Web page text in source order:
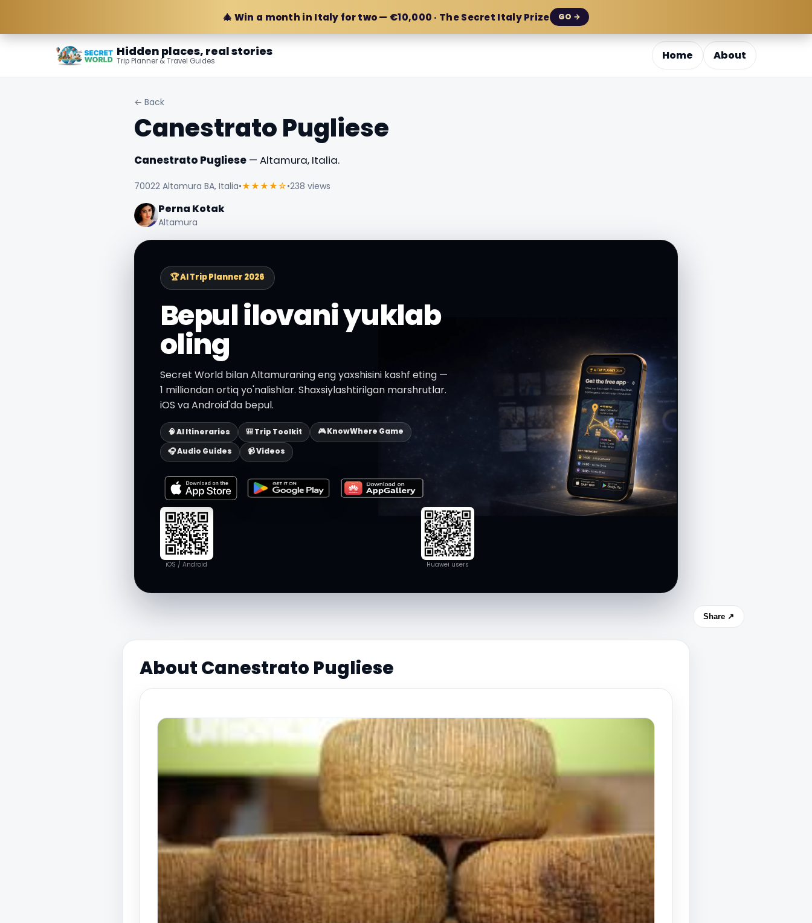
🎄 Win a month in Italy for two — €10,000 · The Secret Italy Prize GO →
Hidden places, real stories
Trip Planner & Travel Guides Home About
← Back
Canestrato Pugliese
Canestrato Pugliese— Altamura, Italia.
70022 Altamura BA, Italia•★★★★☆•238 views
Perna Kotak
Altamura
🏆 AI Trip Planner 2026
Bepul ilovani yuklab
oling
Secret World bilan Altamuraning eng yaxshisini kashf eting —
1 milliondan ortiq yo'nalishlar. Shaxsiylashtirilgan marshrutlar.
iOS va Android'da bepul.
🧠 AI Itineraries 🎒 Trip Toolkit
🎮 KnowWhere Game
🎧 Audio Guides
📹 Videos
iOS / Android Huawei users
Share ↗
About Canestrato Pugliese